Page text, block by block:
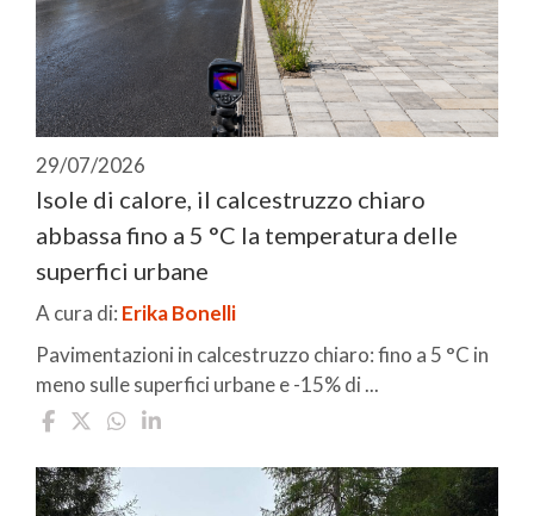
29/07/2026
Isole di calore, il calcestruzzo chiaro
abbassa fino a 5 °C la temperatura delle
superfici urbane
A cura di: Erika Bonelli
Pavimentazioni in calcestruzzo chiaro: fino a 5 °C in
meno sulle superfici urbane e -15% di ...